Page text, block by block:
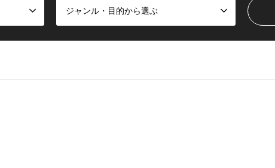
ジャンル・目的から選ぶ